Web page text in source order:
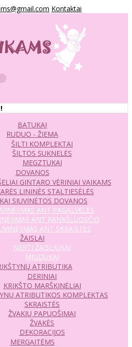
Kontaktai
BATUKAI
RUDUO - ŽIEMA
ŠILTI KOMPLEKTAI
ŠILTOS SUKNELĖS
MEGZTUKAI
DOVANOS
GINTARO VĖRINIAI VAIKAMS
LININĖS STALTIESĖLĖS
SIUVINĖTOS DOVANOS
ANT PAGALVĖLĖS
ANT RANKŠLUOSČIO
ANT SKRAISTĖS
ŽAISLAI
NERTI ŽAISLIUKAI
MIGDUKAI
ATRIBUTIKA
DERINIAI
KRIKŠTO MARŠKINĖLIAI
ATRIBUTIKOS KOMPLEKTAS
SKRAISTĖS
ŽVAKIŲ PAPUOŠIMAI
ŽVAKĖS
DEKORACIJOS
MERGAITĖMS